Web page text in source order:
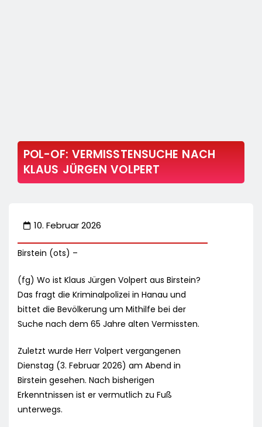
POL-OF: VERMISSTENSUCHE NACH
KLAUS JÜRGEN VOLPERT
10. Februar 2026
Birstein (ots) –
(fg) Wo ist Klaus Jürgen Volpert aus Birstein?
Das fragt die Kriminalpolizei in Hanau und
bittet die Bevölkerung um Mithilfe bei der
Suche nach dem 65 Jahre alten Vermissten.
Zuletzt wurde Herr Volpert vergangenen
Dienstag (3. Februar 2026) am Abend in
Birstein gesehen. Nach bisherigen
Erkenntnissen ist er vermutlich zu Fuß
unterwegs.